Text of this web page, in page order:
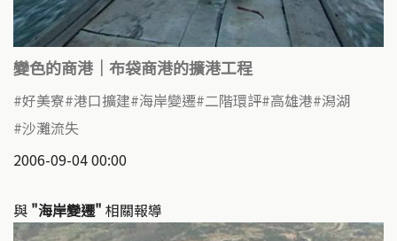
變色的商港｜布袋商港的擴港工程
好美寮 港口擴建 海岸變遷 二階環評 高雄港 潟湖
沙灘流失
2006-09-04 00:00
與 "海岸變遷" 相關報導